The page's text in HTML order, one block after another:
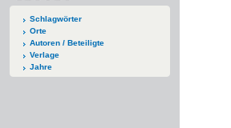
Schlagwörter
Orte
Autoren / Beteiligte
Verlage
Jahre